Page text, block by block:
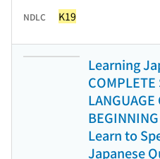
NDLC K19
Learning
COMPLETE
LANGUAGE
Learn to
Japanese